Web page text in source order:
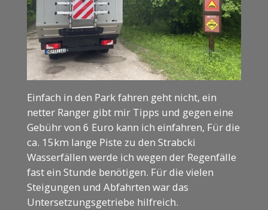
Einfach in den Park fahren geht nicht, ein
netter Ranger gibt mir Tipps und gegen eine
Gebühr von 6 Euro kann ich einfahren, Für die
ca. 15km lange Piste zu den Strabcki
Wasserfällen werde ich wegen der Regenfälle
fast ein Stunde benötigen. Für die vielen
Steigungen und Abfahrten war das
Untersetzungsgetriebe hilfreich.